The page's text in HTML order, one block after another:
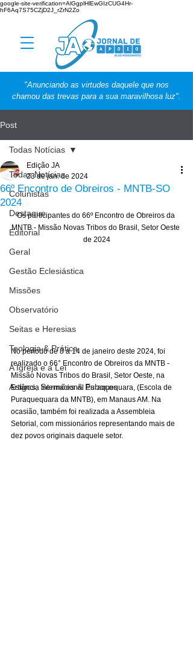
google-site-verification=AlGgplHlEwGIzCUG4Hr-
hF6Aq7S75CZjD2J_rZrN2Zo
"Anunciando as virtudes daquele que nos
chamou das trevas para a sua maravilhosa luz".
Post
Todas Notícias
Colunistas
Destaque
Editorial
Geral
Gestão Eclesiástica
Missões
Observatório
Seitas e Heresias
Teologia & Prática
A Igreja e a Lei
Artigos, Sermões & Esboços
Todas Notícias
66º Encontro de Obreiros - MNTB-SO
2024
Edição JA
23 de jan. de 2024
Os participantes do 66º Encontro de Obreiros da
MNTB - Missão Novas Tribos do Brasil, Setor Oeste
de 2024
No período de 8 a 14 de janeiro deste 2024, foi
realizado o 66° Encontro de Obreiros da MNTB -
Missão Novas Tribos do Brasil, Setor Oeste, na
Estância Internacional Puraquequara, (Escola de
Puraquequara da MNTB), em Manaus AM. Na
ocasião, também foi realizada a Assembleia
Setorial, com missionários representando mais de
dez povos originais daquele setor.